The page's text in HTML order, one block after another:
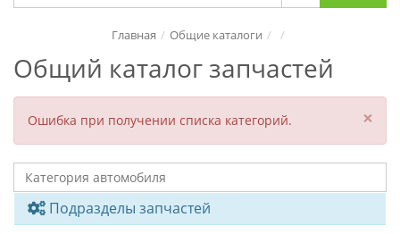
Общий каталог запчастей
Главная Общие каталоги
Ошибка при получении списка категорий. ×
Подразделы запчастей